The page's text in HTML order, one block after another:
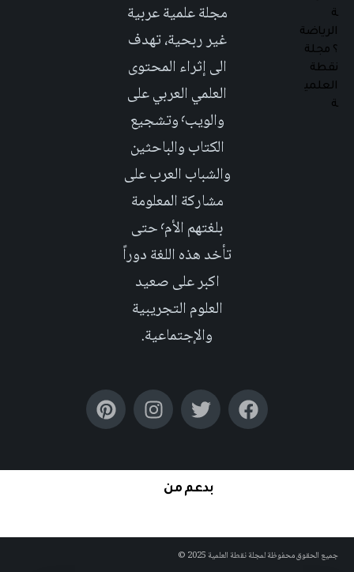
مجلة علمية عربية
غير ربحية، تهدف
الى إثراء المحتوى
العلمي العربي على
والويب٬ وتشجيع
الكتاب والباحثين
والشباب العرب على
مشاركة المعلومة
بلغتهم الأم٬ حتى
تأخد هذه اللغة دوراً
اكبر على صعيد
العلوم التجريبية
والإجتماعية.
بدعم من
جميع الحقوق محفوظة لمجلة نقطة العلمية 2025 ©